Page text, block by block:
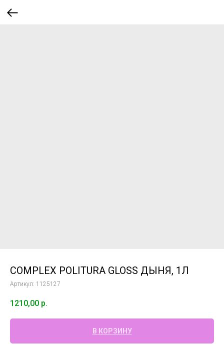
COMPLEX POLITURA GLOSS ДЫНЯ, 1Л
Артикул: 1125127
1210,00 р.
В КОРЗИНУ